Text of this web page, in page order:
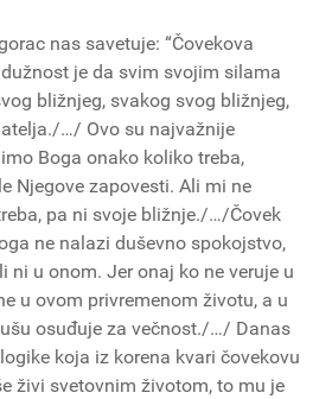
nas savetuje: “Čovekova
je da svim svojim silama
bližnjeg, svakog svog bližnjeg,
…/ Ovo su najvažnije
Boga onako koliko treba,
Njegove zapovesti. Ali mi ne
pa ni svoje bližnje./…/Čovek
ne nalazi duševno spokojstvo,
ni u onom. Jer onaj ko ne veruje u
u ovom privremenom životu, a u
osuđuje za večnost./…/ Danas
koja iz korena kvari čovekovu
živi svetovnim životom, to mu je